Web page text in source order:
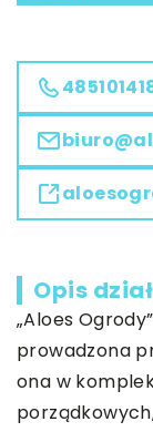
Opis
„Aloes
prowadzona
ona w